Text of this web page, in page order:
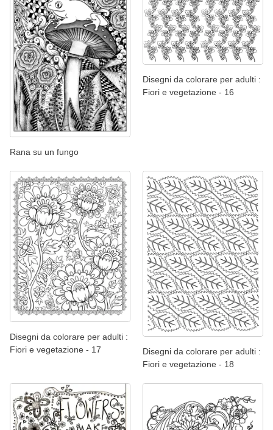
Rana su un fungo
Disegni da colorare per adulti :
Fiori e vegetazione - 16
Disegni da colorare per adulti :
Fiori e vegetazione - 17
Disegni da colorare per adulti :
Fiori e vegetazione - 18